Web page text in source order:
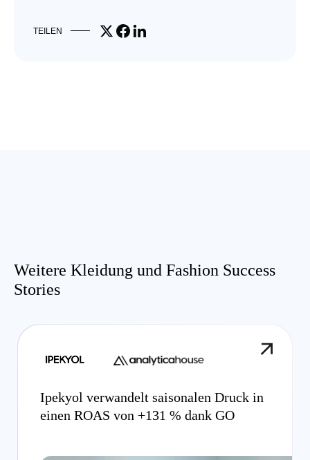
TEILEN Share on X
Share on Facebook
Share on LinkedIn
Weitere Kleidung und Fashion Success
Stories
Ipekyol verwandelt saisonalen Druck in
einen ROAS von +131 % dank GO